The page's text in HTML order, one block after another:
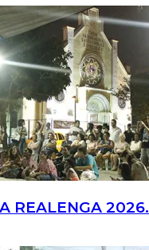
REALENGA 2026.